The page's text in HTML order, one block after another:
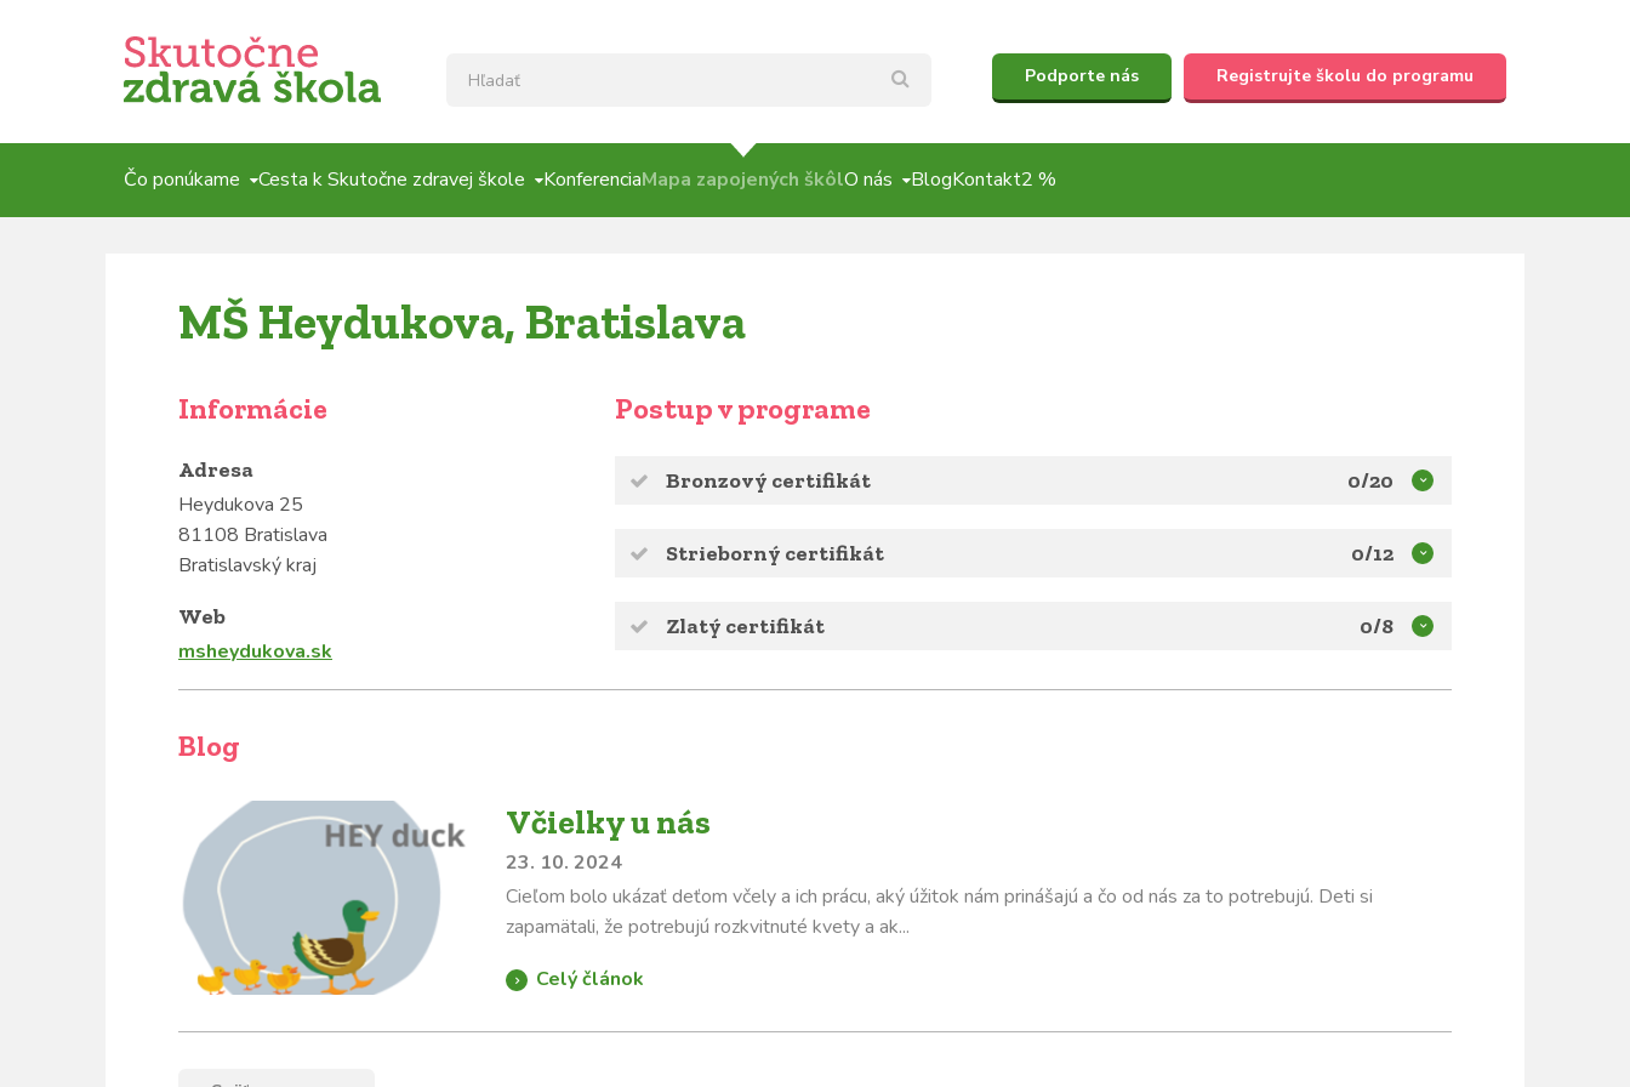
Podporte nás Registrujte školu do programu
Čo ponúkame Cesta k Skutočne zdravej škole KonferenciaMapa zapojených škôlO nás BlogKontakt2 %
MŠ Heydukova, Bratislava
Informácie
Adresa
Heydukova 25
81108 Bratislava
Bratislavský kraj
Web
msheydukova.sk
Postup v programe
Bronzový certifikát 0/20
Strieborný certifikát 0/12
Zlatý certifikát 0/8
Blog
Včielky u nás
23. 10. 2024
Cieľom bolo ukázať deťom včely a ich prácu, aký úžitok nám prinášajú a čo od nás za to potrebujú. Deti si
zapamätali, že potrebujú rozkvitnuté kvety a ak...
Celý článok